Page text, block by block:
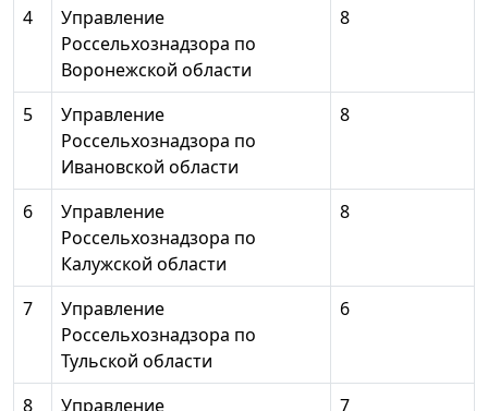
4
Управление
Россельхознадзора по
Воронежской области
8
5
Управление
Россельхознадзора по
Ивановской области
8
6
Управление
Россельхознадзора по
Калужской области
8
7
Управление
Россельхознадзора по
Тульской области
6
8 Управление 7